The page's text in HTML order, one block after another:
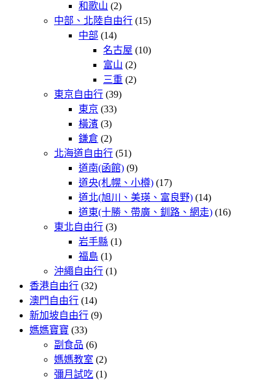
和歌山 (2)
中部、北陸自由行 (15)
中部 (14)
名古屋 (10)
富山 (2)
三重 (2)
東京自由行 (39)
東京 (33)
橫濱 (3)
鎌倉 (2)
北海道自由行 (51)
道南(函館) (9)
道央(札幌、小樽) (17)
道北(旭川、美瑛、富良野) (14)
道東(十勝、帶廣、釧路、網走) (16)
東北自由行 (3)
岩手縣 (1)
福島 (1)
沖繩自由行 (1)
香港自由行 (32)
澳門自由行 (14)
新加坡自由行 (9)
媽媽寶寶 (33)
副食品 (6)
媽媽教室 (2)
彌月試吃 (1)